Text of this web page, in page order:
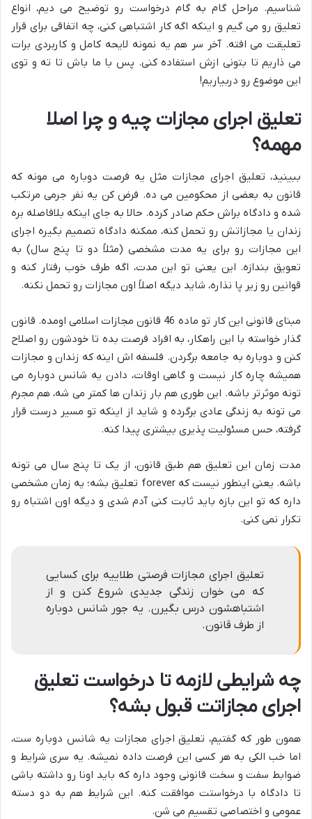
شناسیم. مراحل گام به گام درخواست رو توضیح می دیم، انواع
تعلیق رو می گیم و اینکه اگه کار اشتباهی کنی، چه اتفاقی برای قرار
تعلیقت می افته. آخر سر هم یه نمونه لایحه کامل و کاربردی برات
می ذاریم تا بتونی ازش استفاده کنی. پس با ما باش تا ته و توی
این موضوع رو دربیاریم!
تعلیق اجرای مجازات چیه و چرا اصلا
مهمه؟
ببینید، تعلیق اجرای مجازات مثل یه فرصت دوباره می مونه که
قانون به بعضی از محکومین می ده. فرض کن یه نفر جرمی مرتکب
شده و دادگاه براش حکم صادر کرده. حالا به جای اینکه بلافاصله بره
زندان یا مجازاتش رو تحمل کنه، ممکنه دادگاه تصمیم بگیره اجرای
این مجازات رو برای یه مدت مشخصی (مثلاً دو تا پنج سال) به
تعویق بندازه. این یعنی تو این مدت، اگه طرف خوب رفتار کنه و
قوانین رو زیر پا نذاره، شاید دیگه اصلاً اون مجازات رو تحمل نکنه.
مبنای قانونی این کار تو ماده 46 قانون مجازات اسلامی اومده. قانون
گذار خواسته با این راهکار، به افراد فرصت بده تا خودشون رو اصلاح
کنن و دوباره به جامعه برگردن. فلسفه اش اینه که زندان و مجازات
همیشه چاره کار نیست و گاهی اوقات، دادن یه شانس دوباره می
تونه موثرتر باشه. این طوری هم بار زندان ها کمتر می شه، هم مجرم
می تونه به زندگی عادی برگرده و شاید از اینکه تو مسیر درست قرار
گرفته، حس مسئولیت پذیری بیشتری پیدا کنه.
مدت زمان این تعلیق هم طبق قانون، از یک تا پنج سال می تونه
باشه. یعنی اینطور نیست که forever تعلیق بشه؛ یه زمان مشخصی
داره که تو این بازه باید ثابت کنی آدم شدی و دیگه اون اشتباه رو
تکرار نمی کنی.
تعلیق اجرای مجازات فرصتی طلاییه برای کسایی
که می خوان زندگی جدیدی شروع کنن و از
اشتباهشون درس بگیرن. یه جور شانس دوباره
از طرف قانون.
چه شرایطی لازمه تا درخواست تعلیق
اجرای مجازاتت قبول بشه؟
همون طور که گفتیم، تعلیق اجرای مجازات یه شانس دوباره ست،
اما خب الکی به هر کسی این فرصت داده نمیشه. یه سری شرایط و
ضوابط سفت و سخت قانونی وجود داره که باید اونا رو داشته باشی
تا دادگاه با درخواستت موافقت کنه. این شرایط هم به دو دسته
عمومی و اختصاصی تقسیم می شن.